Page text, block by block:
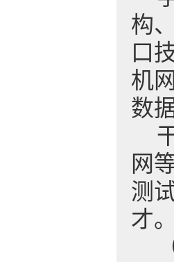
构
口
机
数
网
测
才